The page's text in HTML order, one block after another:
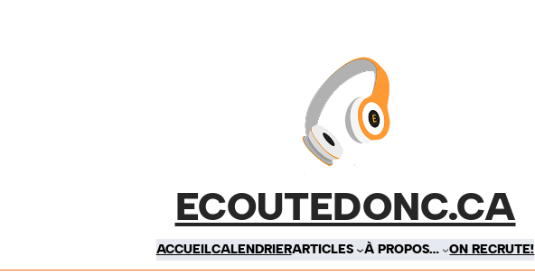
ECOUTEDONC.CA
ACCUEILCALENDRIERARTICLES À PROPOS… ON RECRUTE!